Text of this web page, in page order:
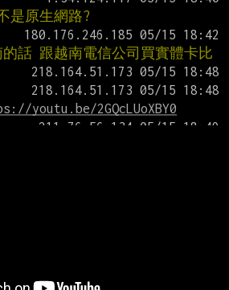
是原生網路?
話 跟越南電信公司買實體卡比
youtu.be/2GQcLUoXBY0